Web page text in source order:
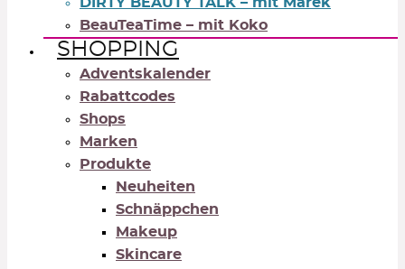
BeauTeaTime – mit Koko
SHOPPING
Adventskalender
Rabattcodes
Shops
Marken
Produkte
Neuheiten
Schnäppchen
Makeup
Skincare